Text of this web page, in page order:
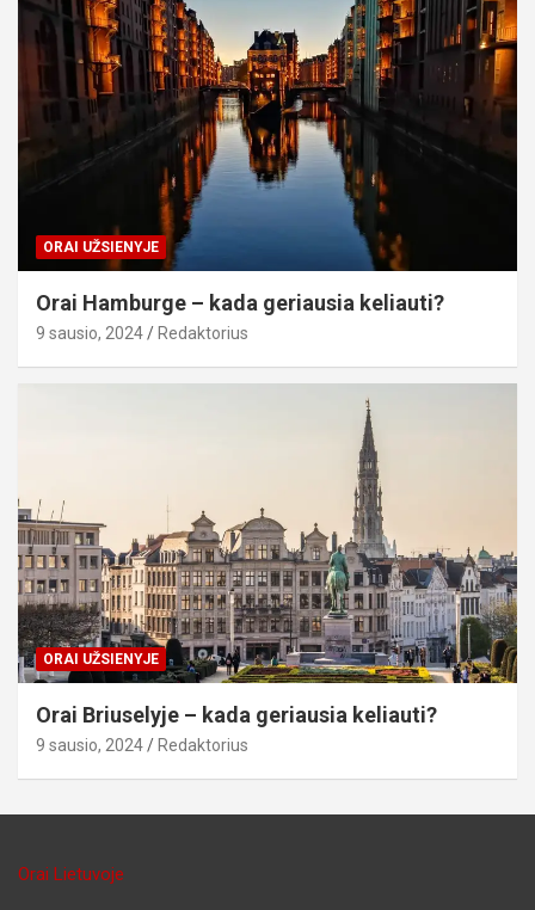
ORAI UŽSIENYJE
Orai Hamburge – kada geriausia keliauti?
9 sausio, 2024 Redaktorius
ORAI UŽSIENYJE
Orai Briuselyje – kada geriausia keliauti?
9 sausio, 2024 Redaktorius
Orai Lietuvoje